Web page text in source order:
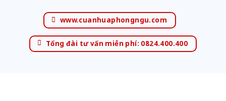
www.cuanhuaphongngu.com
Tổng đài tư vấn miễn phí: 0824.400.400